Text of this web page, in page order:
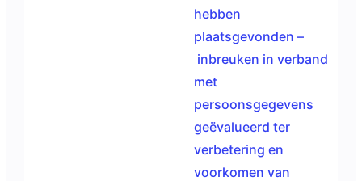
hebben
plaatsgevonden –
inbreuken in verband
met
persoonsgegevens
geëvalueerd ter
verbetering en
voorkomen van